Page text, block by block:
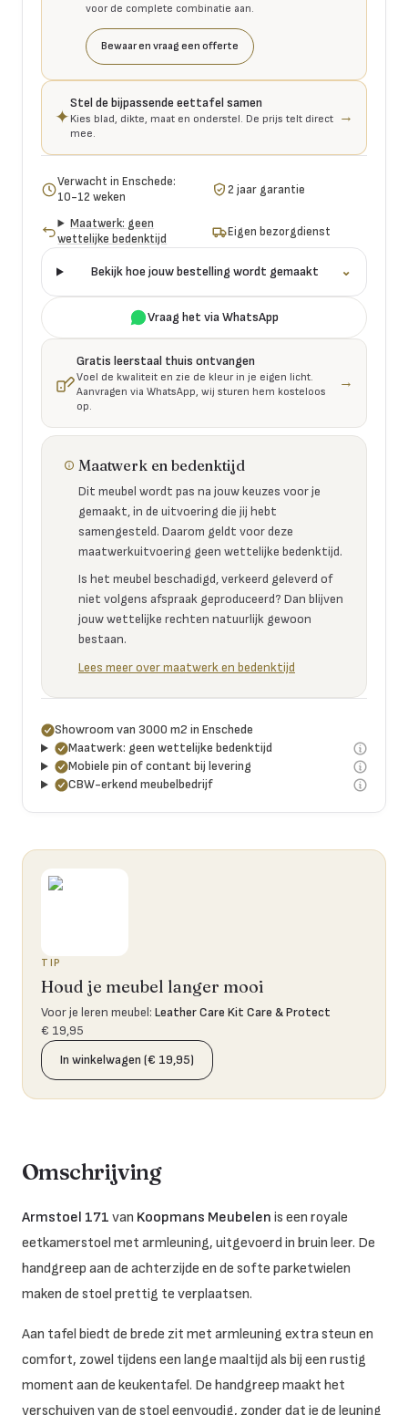
voor de complete combinatie aan.
Bewaar en vraag een offerte
✦
Stel de bijpassende eettafel samen
Kies blad, dikte, maat en onderstel. De prijs telt direct
mee.
→
Verwacht in Enschede:
10-12 weken
2 jaar garantie
Maatwerk: geen
wettelijke bedenktijd
Eigen bezorgdienst
Bekijk hoe jouw bestelling wordt gemaakt ⌄
Vraag het via WhatsApp
Gratis leerstaal thuis ontvangen
Voel de kwaliteit en zie de kleur in je eigen licht.
Aanvragen via WhatsApp, wij sturen hem kosteloos
op.
→
Maatwerk en bedenktijd
Dit meubel wordt pas na jouw keuzes voor je
gemaakt, in de uitvoering die jij hebt
samengesteld. Daarom geldt voor deze
maatwerkuitvoering geen wettelijke bedenktijd.
Is het meubel beschadigd, verkeerd geleverd of
niet volgens afspraak geproduceerd? Dan blijven
jouw wettelijke rechten natuurlijk gewoon
bestaan.
Lees meer over maatwerk en bedenktijd
Showroom van 3000 m2 in Enschede
Maatwerk: geen wettelijke bedenktijd
Mobiele pin of contant bij levering
CBW-erkend meubelbedrijf
TIP
Houd je meubel langer mooi
Voor je leren meubel: Leather Care Kit Care & Protect
€ 19,95
In winkelwagen (€ 19,95)
Omschrijving
Armstoel 171 van Koopmans Meubelen is een royale
eetkamerstoel met armleuning, uitgevoerd in bruin leer. De
handgreep aan de achterzijde en de softe parketwielen
maken de stoel prettig te verplaatsen.
Aan tafel biedt de brede zit met armleuning extra steun en
comfort, zowel tijdens een lange maaltijd als bij een rustig
moment aan de keukentafel. De handgreep maakt het
verschuiven van de stoel eenvoudig, zonder dat je de leuning